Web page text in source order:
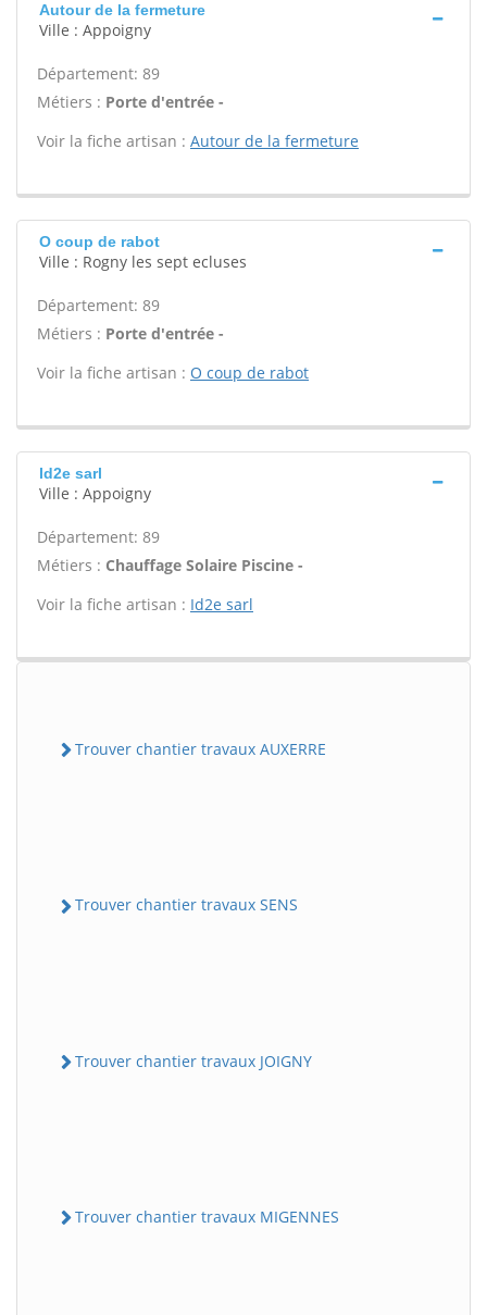
Autour de la fermeture
Ville : Appoigny
Département: 89
Métiers : Porte d'entrée -
Voir la fiche artisan : Autour de la fermeture
O coup de rabot
Ville : Rogny les sept ecluses
Département: 89
Métiers : Porte d'entrée -
Voir la fiche artisan : O coup de rabot
Id2e sarl
Ville : Appoigny
Département: 89
Métiers : Chauffage Solaire Piscine -
Voir la fiche artisan : Id2e sarl
Trouver chantier travaux AUXERRE
Trouver chantier travaux SENS
Trouver chantier travaux JOIGNY
Trouver chantier travaux MIGENNES